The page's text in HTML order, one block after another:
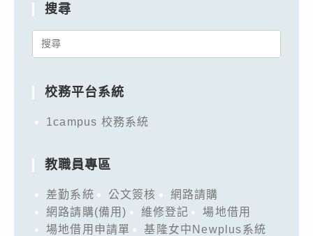
搜尋
Search
校務平台系統
1campus 校務系統
教職員專區
差勤系統 公文簽核
網路請購
網路請購(備用)
維修登記
場地借用
場地借用申請單
基隆女中Newplus系統